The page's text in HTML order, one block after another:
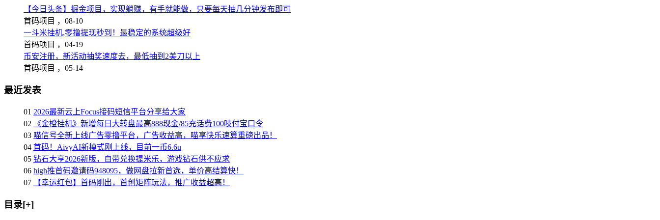
【今日头条】掘金项目，实现躺赚，有手就能做，只要每天抽几分钟发布即可
首码项目 ， 08-10
一斗米挂机,零撸提现秒到！最稳定的系统超级好
首码项目 ， 04-19
币安注册，新活动抽奖速度去，最低抽到2美刀以上
首码项目 ， 05-14
最近发表
01 2026最新云上Focus接码短信平台分享给大家
02
《金橙挂机》新增每日大转盘最高888现金/85充话费100吱付宝口令
03 喵信号全新上线广告零撸平台，广告收益高，喵享快乐速算重磅出品！
04 首码！AivyAI新模式刚上线，目前一币6.6u
05 钻石大亨2026新版，自带兑换提米乐，游戏钻石供不应求
06 high推首码邀请码948095，做网盘拉新首选，单价高结算快！
07
【幸运红包】首码刚出，首创矩阵玩法，推广收益超高！
目录[+]